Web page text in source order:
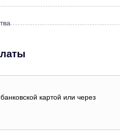
картой или через